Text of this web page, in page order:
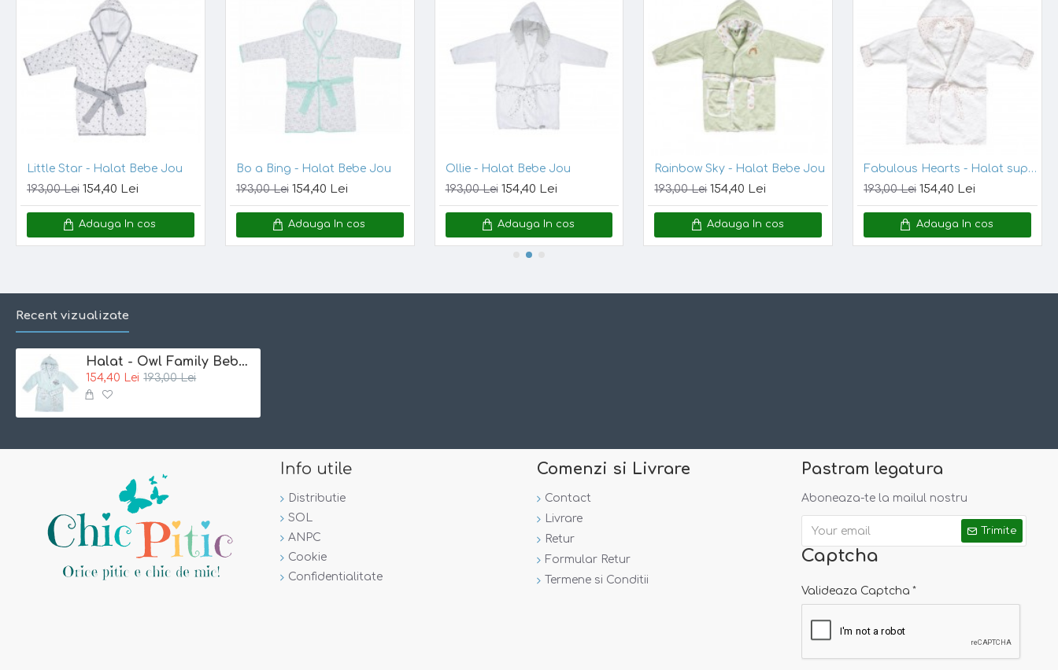
100% bumbac tip terry
Marime unica:86/92
Note:
Incercam ca pozele sa reflecte cat mai mult realitatea. Totusi, nuanta din poza este posibil sa
difere de cea a produsului.
Bo a Bing - Halat Bebe Jou
193,00 Lei 154,40 Lei
Adauga In cos
Ollie - Halat Bebe Jou
193,00 Lei 154,40 Lei
Adauga In cos
Rainbow Sky - Halat Bebe Jou
193,00 Lei 154,40 Lei
Adauga In cos
Fabulous Hearts - Halat supersoft
193,00 Lei 154,40 Lei
Adauga In cos
Fabulous Wish Pink - Halat supersoft
193,00 Lei 154,40 Lei
Adauga In cos
Recent vizualizate
Halat - Owl Family Bebe Jou
154,40 Lei 193,00 Lei
Info utile
Distributie
SOL
ANPC
Cookie
Confidentialitate
Comenzi si Livrare
Contact
Livrare
Retur
Formular Retur
Termene si Conditii
Pastram legatura
Aboneaza-te la mailul nostru
Trimite
Captcha
Valideaza Captcha